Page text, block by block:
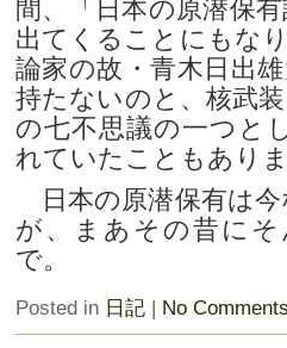
間、「日本の原潜保
出てくることにもな
論家の故・青木日出
持たないのと、核武
の七不思議の一つと
れていたこともあり
日本の原潜保有は
が、まあその昔に
で。
Posted in 日記 | No